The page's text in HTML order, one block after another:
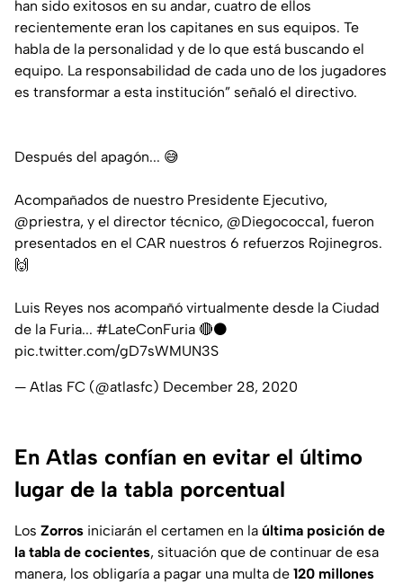
han sido exitosos en su andar, cuatro de ellos
recientemente eran los capitanes en sus equipos. Te
habla de la personalidad y de lo que está buscando el
equipo. La responsabilidad de cada uno de los jugadores
es transformar a esta institución” señaló el directivo.
Después del apagón... 😅
Acompañados de nuestro Presidente Ejecutivo,
@priestra, y el director técnico, @Diegococca1, fueron
presentados en el CAR nuestros 6 refuerzos Rojinegros.
🙌
Luis Reyes nos acompañó virtualmente desde la Ciudad
de la Furia... #LateConFuria 🔴⚫️
pic.twitter.com/gD7sWMUN3S
— Atlas FC (@atlasfc) December 28, 2020
En Atlas confían en evitar el último
lugar de la tabla porcentual
Los Zorros iniciarán el certamen en la última posición de
la tabla de cocientes, situación que de continuar de esa
manera, los obligaría a pagar una multa de 120 millones